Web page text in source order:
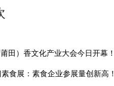
田）香文化产业大会今日开幕！
食展：素食企业参展量创新高！